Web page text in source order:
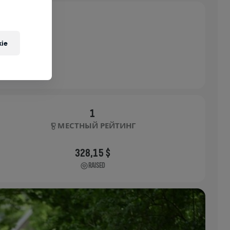
1
МЕСТНЫЙ РЕЙТИНГ
328,15 $
RAISED